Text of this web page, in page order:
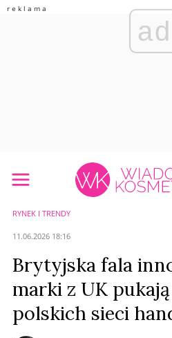
ad
RYNEK I TRENDY
11.06.2026 18:16
Brytyjska fala
marki z UK
polskich sieci